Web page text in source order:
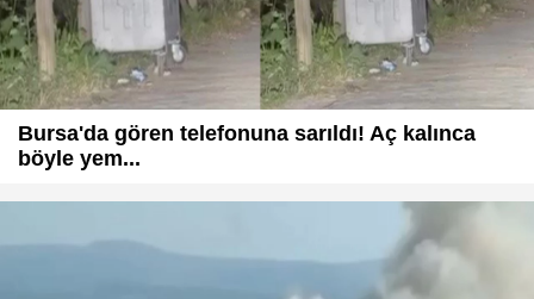
Bursa'da gören telefonuna sarıldı! Aç kalınca
böyle yem...